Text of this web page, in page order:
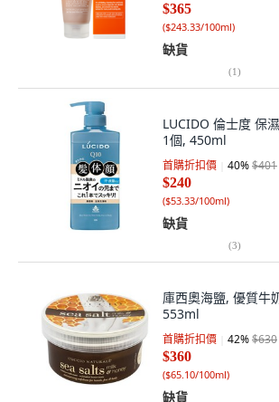
$365
($243.33/100ml)
缺貨
(1)
LUCIDO 倫士度 保
1個, 450ml
首購折扣價 40%$401
$240
($53.33/100ml)
缺貨
(3)
庫西奧海鹽, 優質牛
553ml
首購折扣價 42%$630
$360
($65.10/100ml)
缺貨